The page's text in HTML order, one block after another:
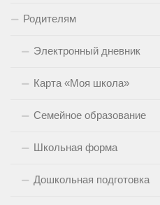
Родителям
Электронный дневник
Карта «Моя школа»
Семейное образование
Школьная форма
Дошкольная подготовка